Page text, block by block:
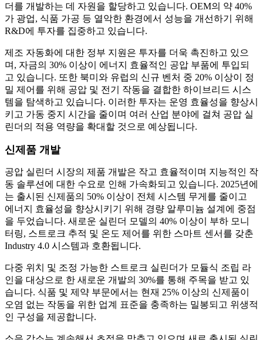
더를 개발하는 데 자원을 할당하고 있습니다. OEM의 약 40%
가 광업, 식품 가공 등 열악한 환경에서 성능을 개선하기 위해
R&D에 투자를 집중하고 있습니다.
제조 자동화에 대한 정부 지원은 투자를 더욱 촉진하고 있으
며, 자금의 30% 이상이 에너지 효율적인 공압 부품에 투입되
고 있습니다. 또한 북미와 유럽의 신규 벤처 중 20% 이상이 정
밀 제어를 위해 공압 및 전기 작동을 결합한 하이브리드 시스
템을 탐색하고 있습니다. 이러한 투자는 운영 효율성을 향상시
키고 가동 중지 시간을 줄이며 여러 산업 분야에 걸쳐 공압 실
린더의 적용 역량을 확대할 것으로 예상됩니다.
신제품 개발
공압 실린더 시장의 제품 개발은 작고 효율적이며 지능적인 작
동 솔루션에 대한 수요로 인해 가속화되고 있습니다. 2025년에
는 출시된 신제품의 50% 이상이 전체 시스템 무게를 줄이고
에너지 효율성을 향상시키기 위해 경량 알루미늄 설계에 중점
을 두었습니다. 새로운 실린더 모델의 40% 이상이 부하 모니
터링, 스트로크 추적 및 온도 제어를 위한 스마트 센서를 갖춘
Industry 4.0 시스템과 호환됩니다.
다중 위치 및 조정 가능한 스트로크 실린더가 모듈식 조립 라
인을 대상으로 한 새로운 개발의 30%를 통해 주목을 받고 있
습니다. 식품 및 제약 부문에서는 현재 25% 이상의 신제품이
오염 없는 작동을 위한 업계 표준을 충족하는 밀봉되고 위생적
인 ​​구성을 제공합니다.